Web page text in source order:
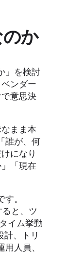
か
」を検討
ンダー
意思決
まま本
誰が、何
になり
「現在
。
と、ツ
イム挙動
計、トリ
人員、